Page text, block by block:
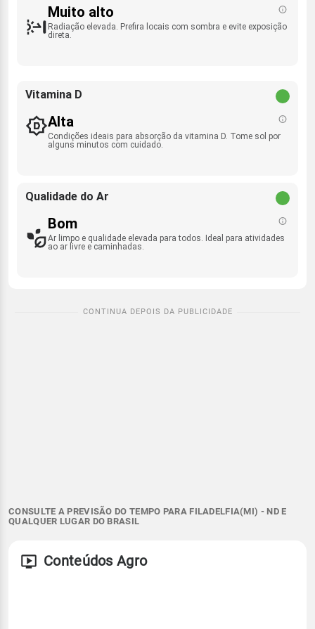
Muito alto
Radiação elevada. Prefira locais com sombra e evite exposição
direta.
Vitamina D
Alta
Condições ideais para absorção da vitamina D. Tome sol por
alguns minutos com cuidado.
Qualidade do Ar
Bom
Ar limpo e qualidade elevada para todos. Ideal para atividades
ao ar livre e caminhadas.
CONSULTE A PREVISÃO DO TEMPO PARA FILADELFIA(MI) - ND E
QUALQUER LUGAR DO BRASIL
Conteúdos Agro